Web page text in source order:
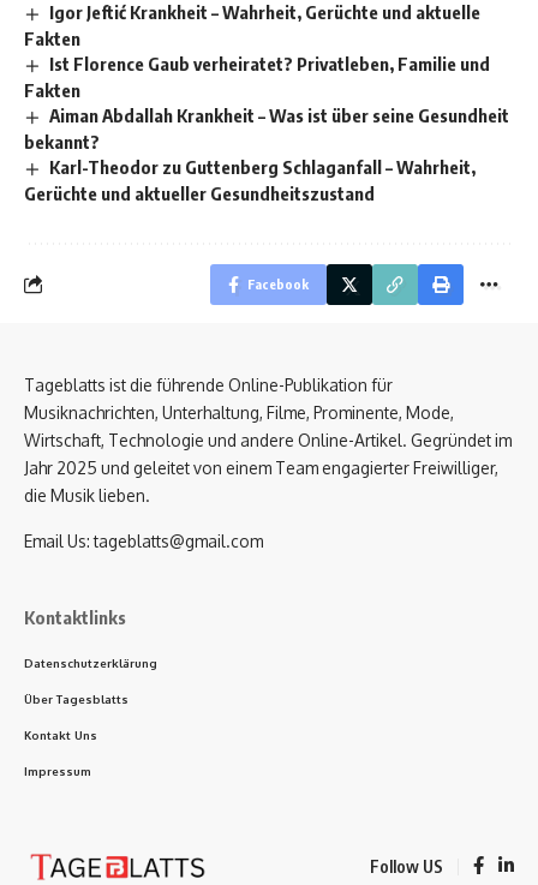
Igor Jeftić Krankheit – Wahrheit, Gerüchte und aktuelle
Fakten
Ist Florence Gaub verheiratet? Privatleben, Familie und
Fakten
Aiman Abdallah Krankheit – Was ist über seine Gesundheit
bekannt?
Karl-Theodor zu Guttenberg Schlaganfall – Wahrheit,
Gerüchte und aktueller Gesundheitszustand
Facebook
Tageblatts ist die führende Online-Publikation für
Musiknachrichten, Unterhaltung, Filme, Prominente, Mode,
Wirtschaft, Technologie und andere Online-Artikel. Gegründet im
Jahr 2025 und geleitet von einem Team engagierter Freiwilliger,
die Musik lieben.
Email Us:tageblatts@gmail.com
Kontaktlinks
Datenschutzerklärung
Über Tagesblatts
Kontakt Uns
Impressum
Follow US